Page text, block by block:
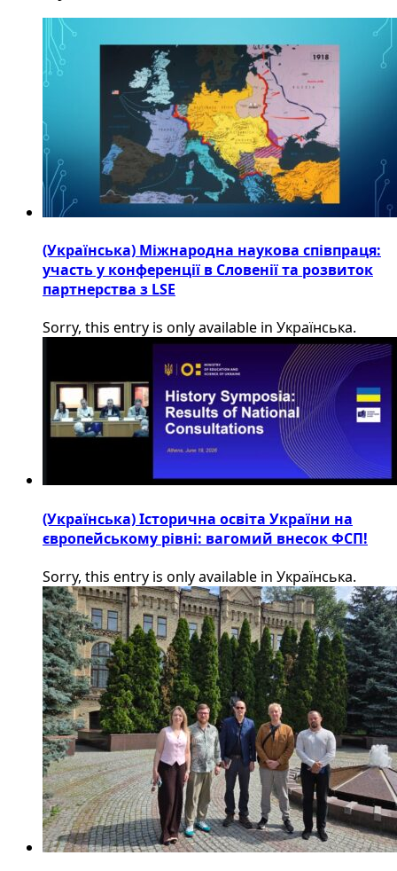
(Українська) Міжнародна наукова співпраця:
участь у конференції в Словенії та розвиток
партнерства з LSE
Sorry, this entry is only available in Українська.
(Українська) Історична освіта України на
європейському рівні: вагомий внесок ФСП!
Sorry, this entry is only available in Українська.